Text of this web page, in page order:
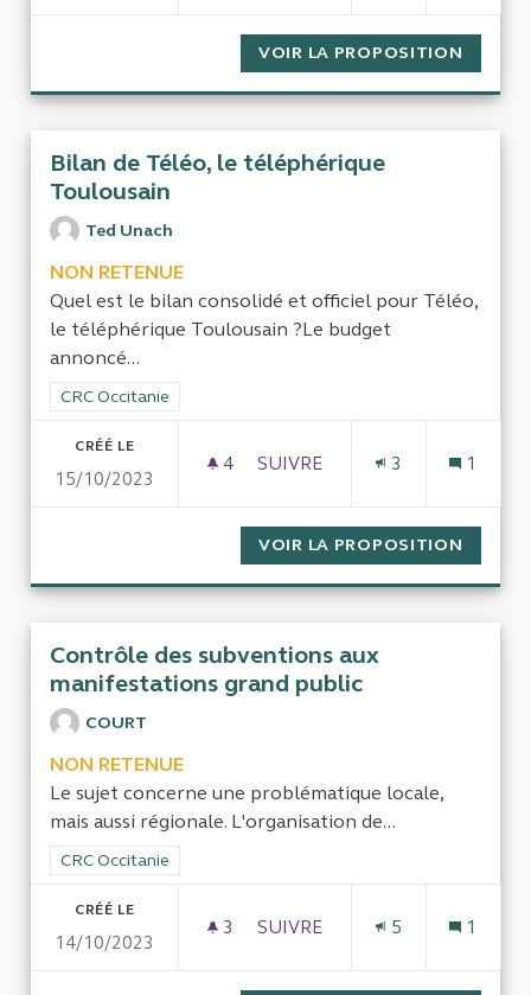
VOIR LA PROPOSITION
Bilan de Téléo, le téléphérique
Toulousain
Ted Unach
NON RETENUE
Quel est le bilan consolidé et officiel pour Téléo,
le téléphérique Toulousain ?Le budget
annoncé...
Filtrer les résultats de la catégorie : CRC Occitanie
CRC Occitanie
CRÉÉ LE
15/10/2023
4 4 ABONNÉS
SUIVRE
3 1
VOIR LA PROPOSITION
Contrôle des subventions aux
manifestations grand public
COURT
NON RETENUE
Le sujet concerne une problématique locale,
mais aussi régionale. L'organisation de...
Filtrer les résultats de la catégorie : CRC Occitanie
CRC Occitanie
CRÉÉ LE
14/10/2023
3 3 ABONNÉS
SUIVRE
5 1